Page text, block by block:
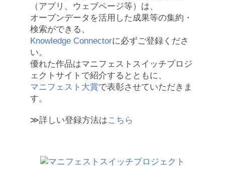
（アプリ、ウェブページ等）は、
オープンデータを活用した成果等の集約・
検索ができる、
Knowledge Connectorに必ずご登録くださ
い。
優れた作品はマニフェストスイッチプロジ
ェクトサイトで紹介するとともに、
マニフェスト大賞で表彰させていただきま
す。
≫詳しい登録方法はこちら